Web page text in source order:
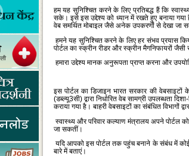
हम यह सुनिश्‍चित करने के लिए प्रतिबद्ध हैं कि
सके। इसे इस उद्देश्‍य को ध्‍यान में रखते हुए बनाया गया
वेब समर्थित मोबाइल जैसे अनेक उपकरणों से देखा जा
हमने यह सुनिश्‍चित करने के लिए हर संभव प्रयास
पोर्टल का स्‍क्रीन रीडर और स्‍क्रीन मैगनिफायरों
हमारा उद्देश्‍य मानक अनुरूपता प्राप्‍त करना और
इस पोर्टल का डिजाइन भारत सरकार की वेबसाइटों
(डब्‍ल्‍यू3सी) द्वारा निर्धारित वेब सामग्री उपलब्‍धता
कराया गया है। बाहरी वेबसाइटों का संबंधित विभागों
स्‍वास्‍थ्‍य और परिवार कल्‍याण मंत्रालय अपने पोर्टल
जा सकतीं।
यदि आपको इस पोर्टल तक पहुंच बनाने के संबंध में
बारे में बताएं।